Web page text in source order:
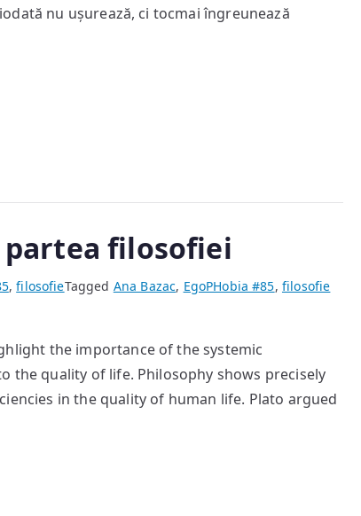
mare
nu ușurează, ci tocmai îngreunează
filosofiei
,filosofieTagged Ana Bazac, EgoPHobia #85, filosofie
the importance of the systemic
the quality of life. Philosophy shows precisely
in the quality of human life. Plato argued